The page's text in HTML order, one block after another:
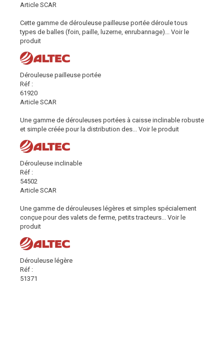
Article SCAR
Cette gamme de dérouleuse pailleuse portée déroule tous
types de balles (foin, paille, luzerne, enrubannage)...
Voir le
produit
Dérouleuse pailleuse portée
Réf :
61920
Article SCAR
Une gamme de dérouleuses portées à caisse inclinable robuste
et simple créée pour la distribution des...
Voir le produit
Dérouleuse inclinable
Réf :
54502
Article SCAR
Une gamme de dérouleuses légères et simples spécialement
conçue pour des valets de ferme, petits tracteurs...
Voir le
produit
Dérouleuse légère
Réf :
51371